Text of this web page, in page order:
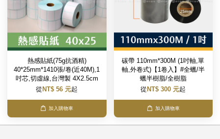
熱感貼紙(75g抗酒精)
40*25mm*1410張/卷(近40M),1
吋芯,切虛線,台灣製 4X2.5cm
從 NT$ 56 元起
加入購物車
碳帶 110mm*300M (1吋軸,單
軸,外卷式)【1卷入】#全蠟/半
蠟半樹脂/全樹脂
從 NT$ 300 元起
加入購物車